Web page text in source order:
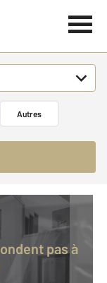
Autres